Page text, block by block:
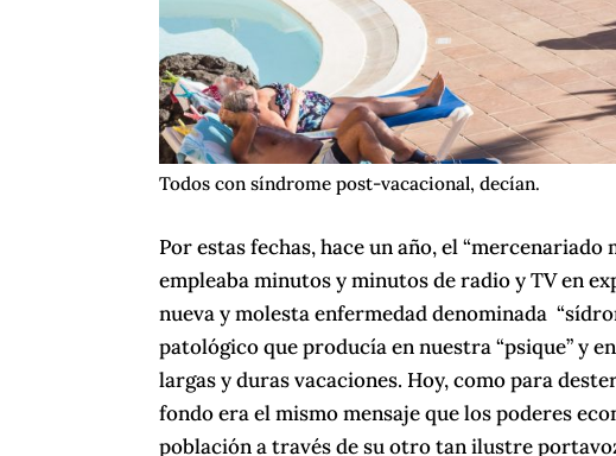
Todos con síndrome post-vacacional, decían.
Por estas fechas, hace un año, el
empleaba minutos y minutos de radio y TV en
nueva y molesta enfermedad denominada
patológico que producía en nuestra “psique” y
largas y duras vacaciones. Hoy, como para
fondo era el mismo mensaje que los poderes
población a través de su otro tan ilustre